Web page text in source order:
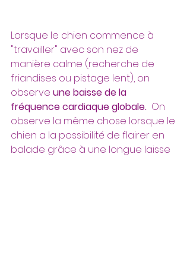
Lorsque le chien commence à
"travailler" avec son nez de
manière calme (recherche de
friandises ou pistage lent), on
observe une baisse de la
fréquence cardiaque globale. On
observe la même chose lorsque le
chien a la possibilité de flairer en
balade grâce à une longue laisse